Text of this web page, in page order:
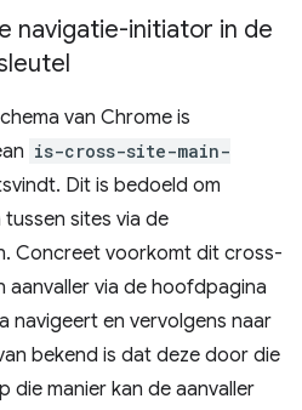
navigatie-initiator in de
van Chrome is
is-cross-site-main-
Dit is bedoeld om
sites via de
Concreet voorkomt dit cross-
aanvaller via de hoofdpagina
navigeert en vervolgens naar
bekend is dat deze door die
die manier kan de aanvaller